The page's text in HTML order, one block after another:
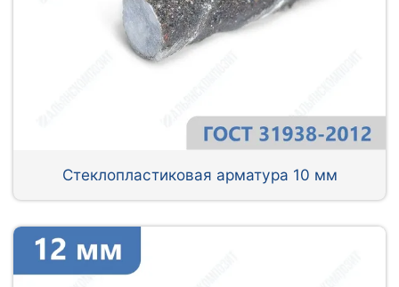
Стеклопластиковая арматура 10 мм